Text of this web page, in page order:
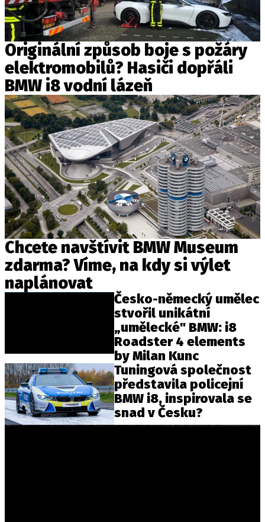
ČEŠI V AKCI
FIA CEZ & POHÁRY
MEZINÁRODNÍ SCÉNA
SLEDUJTE NÁS NA|
Máte příběh, fotku nebo video?
Pošlete e-mail na autoroad.cz
ETICKÝ KODEX
KONTAKT
VYDAVATEL
INZERCE
OSOBNÍ ÚDAJE / COOKIES
Provozovatelem serveru autoroad.cz je
INCORP MEDIA GROUP s.r.o., IČ: 118 23 054
Originální způsob boje s požáry
elektromobilů? Hasiči dopřáli
BMW i8 vodní lázeň
Chcete navštívit BMW Museum
zdarma? Víme, na kdy si výlet
naplánovat
Česko-německý umělec
stvořil unikátní
„umělecké" BMW: i8
Roadster 4 elements
by Milan Kunc
Tuningová společnost
představila policejní
BMW i8, inspirovala se
snad v Česku?